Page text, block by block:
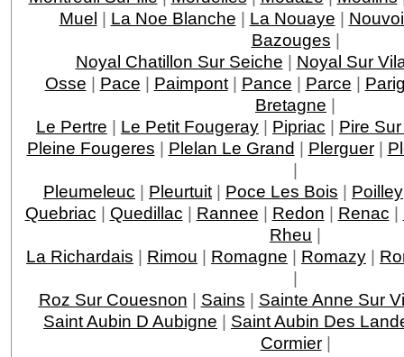
Muel | La Noe Blanche | La Nouaye |
Bazouges |
Noyal Chatillon Sur Seiche | Noyal Sur
Osse | Pace | Paimpont| Pance | Parce |
Bretagne |
Le Pertre | Le Petit Fougeray | Pipriac | Pire
Pleine Fougeres | Plelan Le Grand | Plerguer|
|
Pleumeleuc | Pleurtuit | Poce Les Bois | Poilley
Quebriac | Quedillac | Rannee | Redon | Renac |
Rheu |
La Richardais | Rimou | Romagne | Romazy |
|
Roz Sur Couesnon | Sains | Sainte Anne Sur
Saint Aubin D Aubigne | Saint Aubin Des
Cormier|